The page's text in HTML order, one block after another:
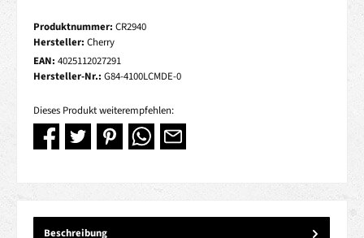
Produktnummer: CR2940
Hersteller: Cherry
EAN: 4025112027291
Hersteller-Nr.: G84-4100LCMDE-0
Dieses Produkt weiterempfehlen:
Beschreibung